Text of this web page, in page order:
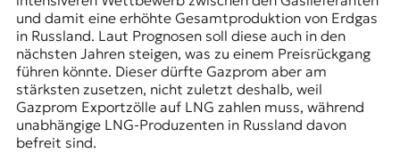
und damit eine erhöhte Gesamtproduktion von Erdgas
in Russland. Laut Prognosen soll diese auch in den
nächsten Jahren steigen, was zu einem Preisrückgang
führen könnte. Dieser dürfte Gazprom aber am
stärksten zusetzen, nicht zuletzt deshalb, weil
Gazprom Exportzölle auf LNG zahlen muss, während
unabhängige LNG-Produzenten in Russland davon
befreit sind.